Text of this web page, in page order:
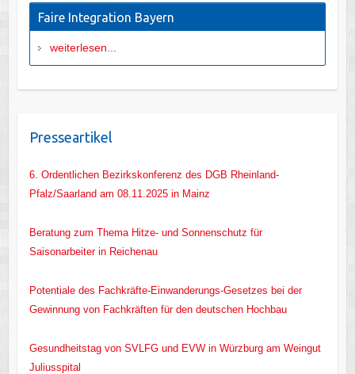
Faire Integration Bayern
weiterlesen...
Presseartikel
6. Ordentlichen Bezirkskonferenz des DGB Rheinland-
Pfalz/Saarland am 08.11.2025 in Mainz
Beratung zum Thema Hitze- und Sonnenschutz für
Saisonarbeiter in Reichenau
Potentiale des Fachkräfte-Einwanderungs-Gesetzes bei der
Gewinnung von Fachkräften für den deutschen Hochbau
Gesundheitstag von SVLFG und EVW in Würzburg am Weingut
Juliusspital